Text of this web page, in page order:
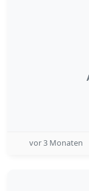
vor 3 Monaten